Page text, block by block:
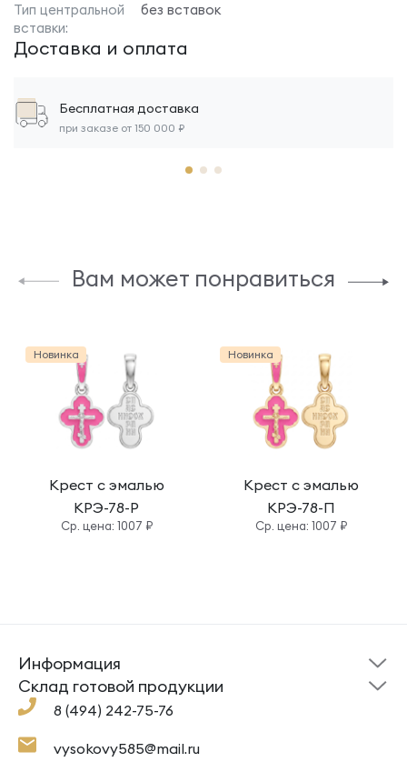
Тип центральной
вставки:
без вставок
Доставка и оплата
Бесплатная доставка
при заказе от 150 000 ₽
Вам может понравиться
Новинка
Крест с эмалью
КРЭ-78-Р
Cр. цена: 1007 ₽
Новинка
Крест с эмалью
КРЭ-78-П
Cр. цена: 1007 ₽
8 (494) 242-75-76
vysokovy585@mail.ru
Информация
Склад готовой
продукции
Под заказ
О компании
Помощь
Cклад готовой продукции
Кресты
Кольца
Подвески
Ложки
Крестильные наборы